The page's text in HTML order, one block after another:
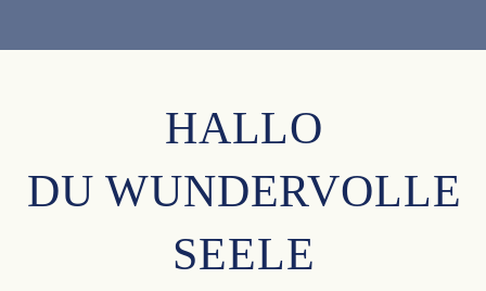
HALLO
DU WUNDERVOLLE
SEELE